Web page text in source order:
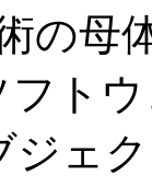
の
トウ
ジェ